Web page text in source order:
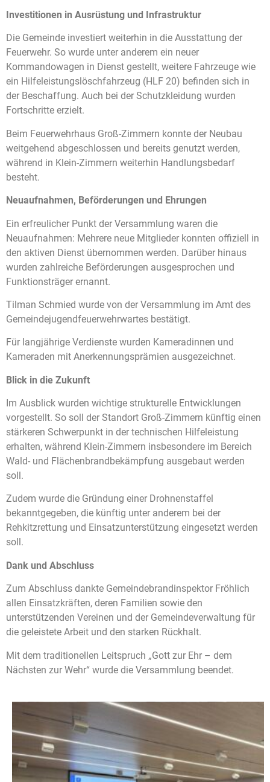
Investitionen in Ausrüstung und Infrastruktur
Die Gemeinde investiert weiterhin in die Ausstattung der
Feuerwehr. So wurde unter anderem ein neuer
Kommandowagen in Dienst gestellt, weitere Fahrzeuge wie
ein Hilfeleistungslöschfahrzeug (HLF 20) befinden sich in
der Beschaffung. Auch bei der Schutzkleidung wurden
Fortschritte erzielt.
Beim Feuerwehrhaus Groß-Zimmern konnte der Neubau
weitgehend abgeschlossen und bereits genutzt werden,
während in Klein-Zimmern weiterhin Handlungsbedarf
besteht.
Neuaufnahmen, Beförderungen und Ehrungen
Ein erfreulicher Punkt der Versammlung waren die
Neuaufnahmen: Mehrere neue Mitglieder konnten offiziell in
den aktiven Dienst übernommen werden. Darüber hinaus
wurden zahlreiche Beförderungen ausgesprochen und
Funktionsträger ernannt.
Tilman Schmied wurde von der Versammlung im Amt des
Gemeindejugendfeuerwehrwartes bestätigt.
Für langjährige Verdienste wurden Kameradinnen und
Kameraden mit Anerkennungsprämien ausgezeichnet.
Blick in die Zukunft
Im Ausblick wurden wichtige strukturelle Entwicklungen
vorgestellt. So soll der Standort Groß-Zimmern künftig einen
stärkeren Schwerpunkt in der technischen Hilfeleistung
erhalten, während Klein-Zimmern insbesondere im Bereich
Wald- und Flächenbrandbekämpfung ausgebaut werden
soll.
Zudem wurde die Gründung einer Drohnenstaffel
bekanntgegeben, die künftig unter anderem bei der
Rehkitzrettung und Einsatzunterstützung eingesetzt werden
soll.
Dank und Abschluss
Zum Abschluss dankte Gemeindebrandinspektor Fröhlich
allen Einsatzkräften, deren Familien sowie den
unterstützenden Vereinen und der Gemeindeverwaltung für
die geleistete Arbeit und den starken Rückhalt.
Mit dem traditionellen Leitspruch „Gott zur Ehr – dem
Nächsten zur Wehr“ wurde die Versammlung beendet.